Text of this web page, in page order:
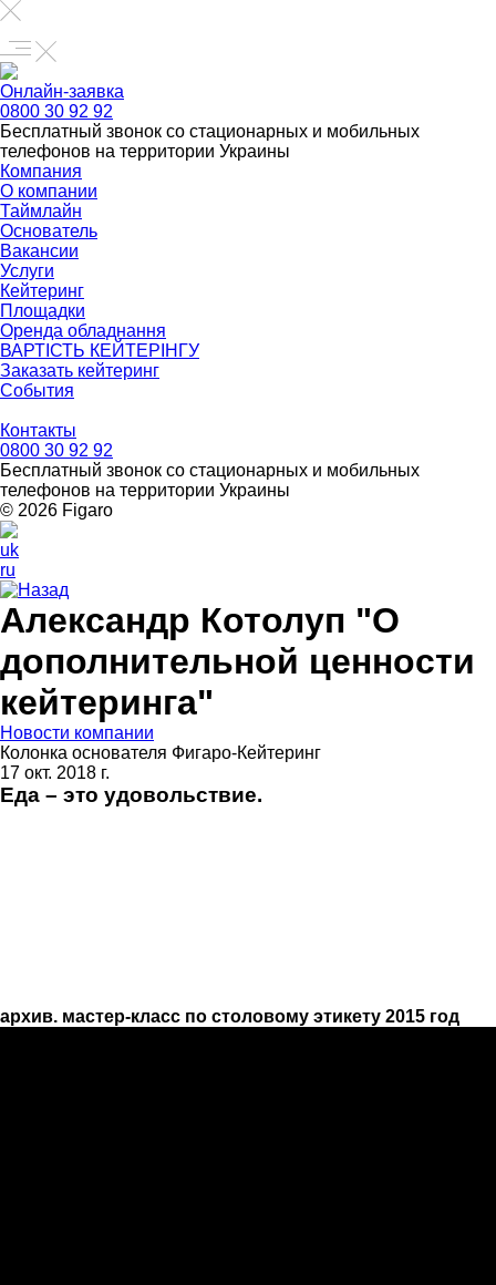
Онлайн-заявка
0800 30 92 92
Бесплатный звонок со стационарных и мобильных
телефонов на территории Украины
Компания
О компании
Таймлайн
Основатель
Вакансии
Услуги
Кейтеринг
Площадки
Оренда обладнання
ВАРТІСТЬ КЕЙТЕРІНГУ
Заказать кейтеринг
События
Контакты
0800 30 92 92
Бесплатный звонок со стационарных и мобильных
телефонов на территории Украины
© 2026 Figarо
uk
ru
Назад
Александр Котолуп "О
дополнительной ценности
кейтеринга"
Новости компании
Колонка основателя Фигаро-Кейтеринг
17 окт. 2018 г.
Еда – это удовольствие.
архив. мастер-класс по столовому этикету 2015 год